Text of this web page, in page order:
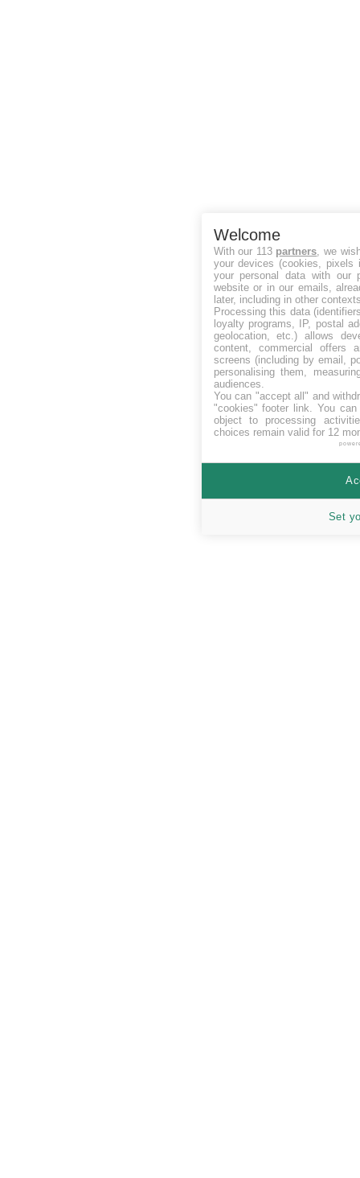
Welcome
With our 113 partners , we
your devices (cookies, pixels
your personal data with our
website or in our emails,
later, including in other
Processing this data
loyalty programs, IP, postal
geolocation, etc.) allows
content, commercial offers
screens (including by email,
personalising them,
audiences.
You can "accept all" and
"cookies" footer link . You
object to processing
choices remain valid for 12
Set